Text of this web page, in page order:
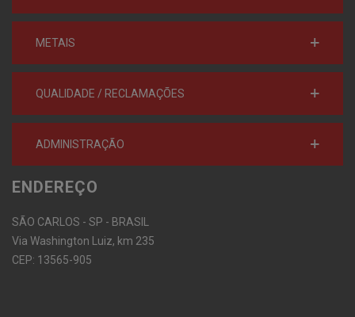
METAIS
QUALIDADE / RECLAMAÇÕES
ADMINISTRAÇÃO
ENDEREÇO
SÃO CARLOS - SP - BRASIL
Via Washington Luiz, km 235
CEP: 13565-905